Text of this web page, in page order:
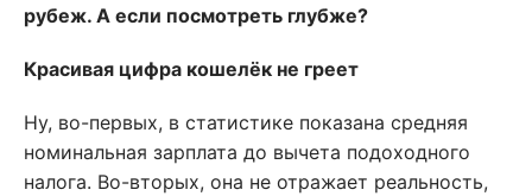
рубеж. А если посмотреть глубже?
Красивая цифра кошелёк не греет
Ну, во-первых, в статистике показана средняя
номинальная зарплата до вычета подоходного
налога. Во-вторых, она не отражает реальность,